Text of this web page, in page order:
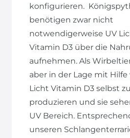
konfigurieren.
benötigen zwar nicht
notwendigerweise UV
Vitamin D3 über die
aufnehmen. Als
aber in der Lage mit Hilfe
Licht Vitamin D3 selbst zu
produzieren und sie
UV Bereich.
unseren